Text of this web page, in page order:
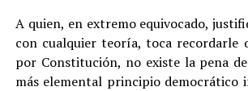
A quien, en extremo equivocado,
con cualquier teoría, toca recordarle
por Constitución, no existe la pena
más elemental principio democrático